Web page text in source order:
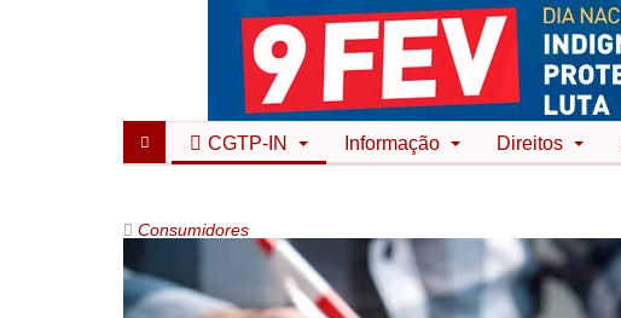
CGTP-IN Informação Direitos
Consumidores